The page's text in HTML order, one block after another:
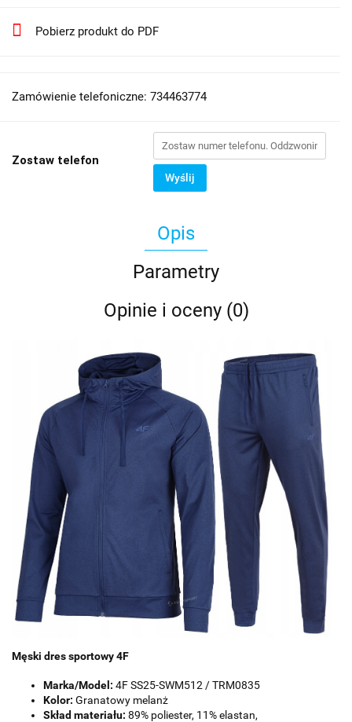
Pobierz produkt do PDF
Zamówienie telefoniczne: 734463774
Zostaw telefon
Wyślij
Opis
Parametry
Opinie i oceny (0)
Męski dres sportowy 4F
Marka/Model: 4F SS25-SWM512 / TRM0835
Kolor: Granatowy melanż
Skład materiału: 89% poliester, 11% elastan,